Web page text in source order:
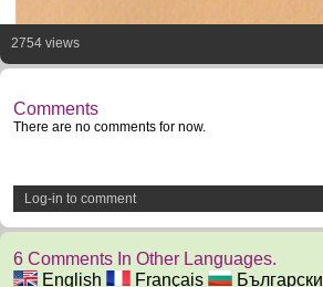
2754 views
Comments
There are no comments for now.
Log-in to comment
6 Comments In Other Languages.
English
Français Български